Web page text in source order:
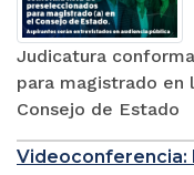
Judicatura
para magistrado en
Consejo de Estado
Videoconferencia: